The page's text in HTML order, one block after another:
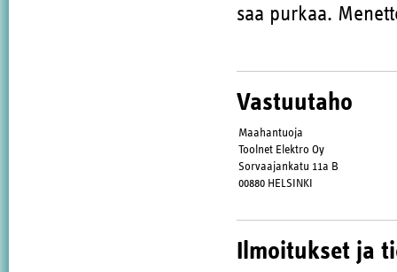
saa purkaa.
Vastuutaho
Maahantuoja
Toolnet Elektro Oy
Sorvaajankatu 11a B
00880 HELSINKI
Ilmoitukset ja